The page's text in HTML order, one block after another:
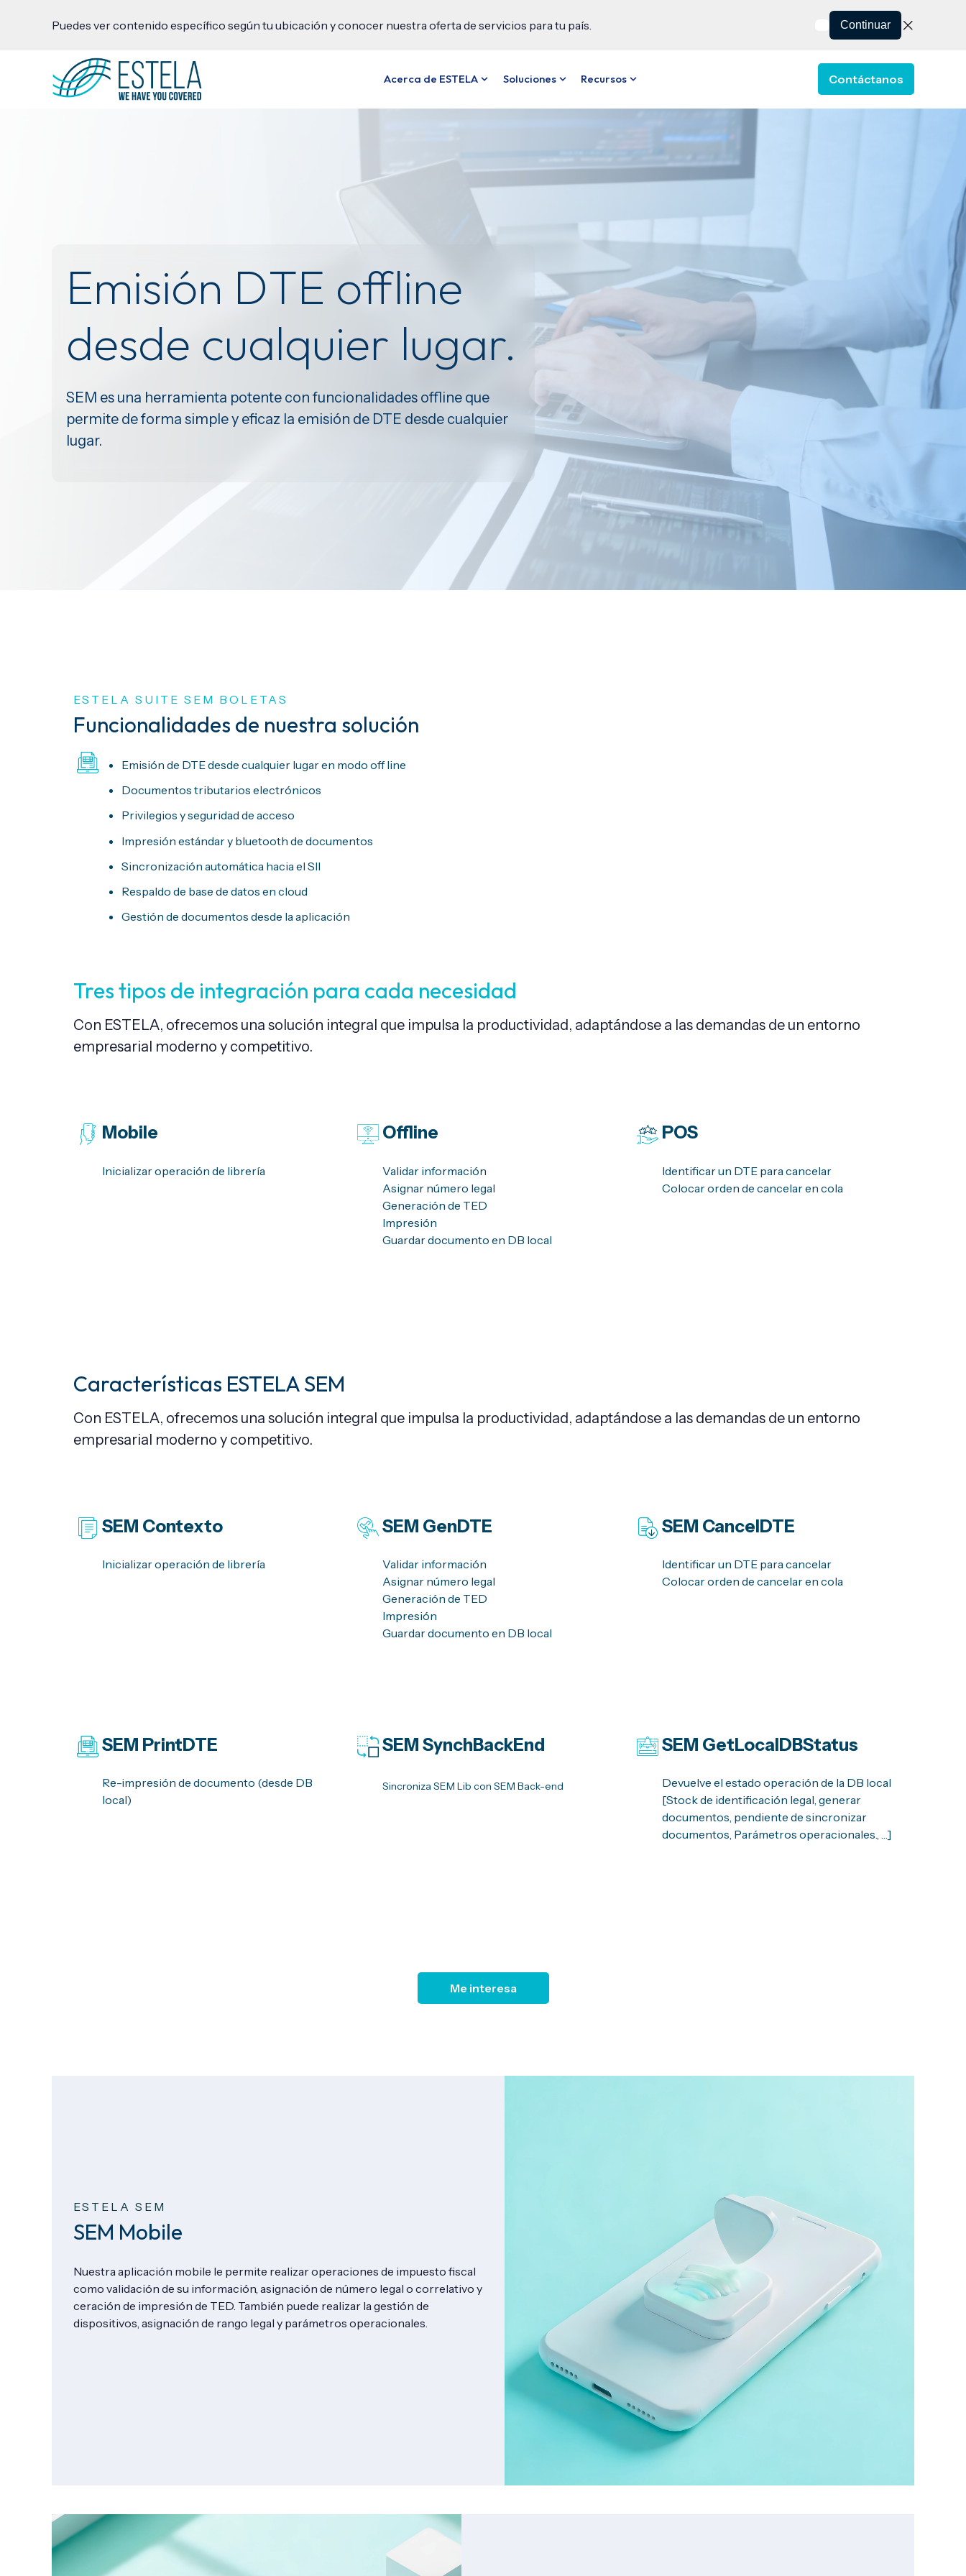
Puedes ver contenido específico según tu ubicación y conocer nuestra oferta de servicios para tu país. Continuar
Acerca de ESTELA
Show submenu for Acerca de ESTELA
Soluciones
Show submenu for Soluciones
Recursos Contáctanos
Emisión DTE offline
desde cualquier lugar.
SEM es una herramienta potente con funcionalidades offline que
permite de forma simple y eficaz la emisión de DTE desde cualquier
lugar.
ESTELA SUITE SEM BOLETAS
Funcionalidades de nuestra solución
Emisión de DTE desde cualquier lugar en modo off line
Documentos tributarios electrónicos
Privilegios y seguridad de acceso
Impresión estándar y bluetooth de documentos
Sincronización automática hacia el SII
Respaldo de base de datos en cloud
Gestión de documentos desde la aplicación
Tres tipos de integración para cada necesidad
Con ESTELA, ofrecemos una solución integral que impulsa la productividad, adaptándose a las demandas de un entorno
empresarial moderno y competitivo.
Mobile
Inicializar operación de librería
Offline
Validar información
Asignar número legal
Generación de TED
Impresión
Guardar documento en DB local
POS
Identificar un DTE para cancelar
Colocar orden de cancelar en cola
Características ESTELA SEM
Con ESTELA, ofrecemos una solución integral que impulsa la productividad, adaptándose a las demandas de un entorno
empresarial moderno y competitivo.
SEM Contexto
Inicializar operación de librería
SEM GenDTE
Validar información
Asignar número legal
Generación de TED
Impresión
Guardar documento en DB local
SEM CancelDTE
Identificar un DTE para cancelar
Colocar orden de cancelar en cola
SEM PrintDTE
Re-impresión de documento (desde DB
local)
SEM SynchBackEnd
Sincroniza SEM Lib con SEM Back-end
SEM GetLocalDBStatus
Devuelve el estado operación de la DB local
[Stock de identificación legal, generar
documentos, pendiente de sincronizar
documentos, Parámetros operacionales., …]
Me interesa
ESTELA SEM
SEM Mobile
Nuestra aplicación mobile le permite realizar operaciones de impuesto fiscal
como validación de su información, asignación de número legal o correlativo y
ceración de impresión de TED. También puede realizar la gestión de
dispositivos, asignación de rango legal y parámetros operacionales.